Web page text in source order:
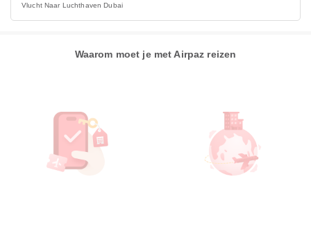
Vlucht Naar Luchthaven Dubai
Waarom moet je met Airpaz reizen